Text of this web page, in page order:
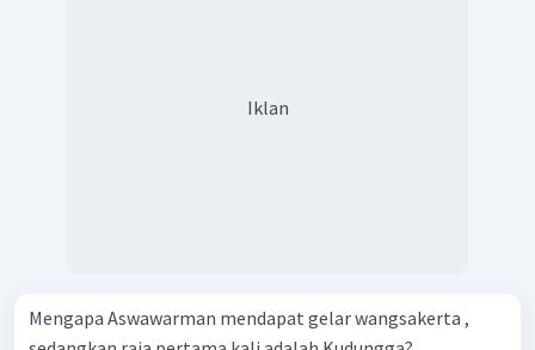
Iklan
Mengapa Aswawarman mendapat gelar wangsakerta ,